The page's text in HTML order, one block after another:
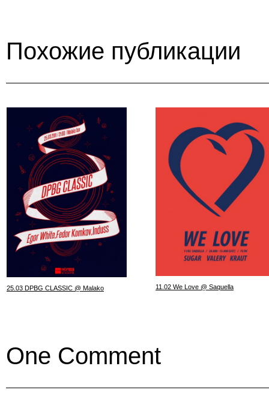
Похожие публикации
25.03 DPBG CLASSIC @ Malako 11.02 We Love @ Saquella
One Comment